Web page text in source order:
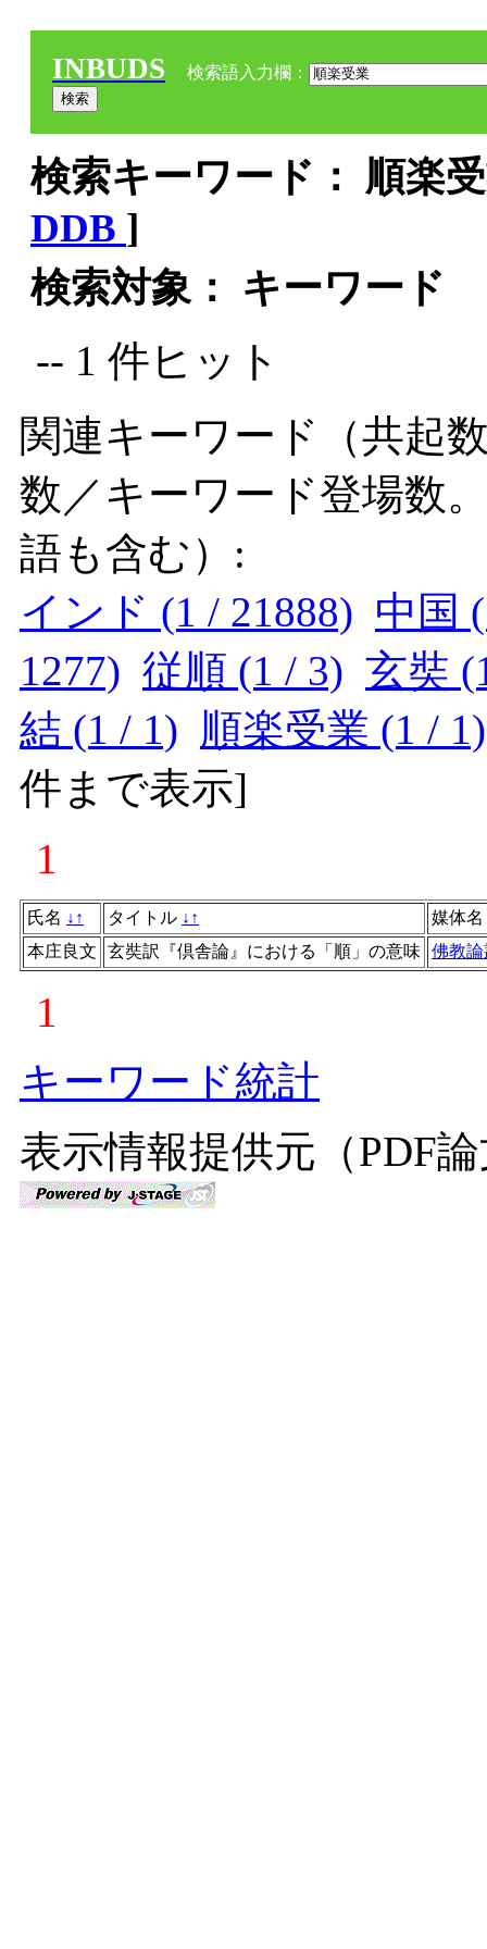
INBUDS 検索語入力欄：
検索キーワード： 順楽
DDB ]
検索対象： キーワード
-- 1 件ヒット
関連キーワード（共起
数／キーワード登場数
語も含む）:
インド (1 / 21888) 中国
1277) 従順 (1 / 3) 玄奘
結 (1 / 1) 順楽受業 (1 / 1)
件まで表示]
1
氏名 ↓ ↑ タイトル ↓ ↑
媒体名
本庄良文
玄奘訳『倶舎論』における「順」の意味 佛教論
1
キーワード統計
表示情報提供元（PDF